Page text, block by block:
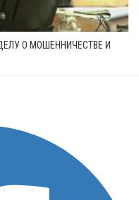
О МОШЕННИЧЕСТВЕ И